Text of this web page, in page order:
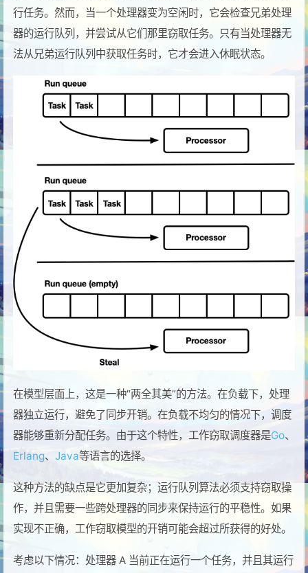
行任务。然而，当一个处理器变为空闲时，它会检查兄弟处理
器的运行队列，并尝试从它们那里窃取任务。只有当处理器无
法从兄弟运行队列中获取任务时，它才会进入休眠状态。
在模型层面上，这是一种“两全其美”的方法。在负载下，处理
器独立运行，避免了同步开销。在负载不均匀的情况下，调度
器能够重新分配任务。由于这个特性，工作窃取调度器是Go、
Erlang、 Java等语言的选择。
这种方法的缺点是它更加复杂；运行队列算法必须支持窃取操
作，并且需要一些跨处理器的同步来保持运行的平稳性。如果
实现不正确，工作窃取模型的开销可能会超过所获得的好处。
考虑以下情况：处理器 A 当前正在运行一个任务，并且其运行